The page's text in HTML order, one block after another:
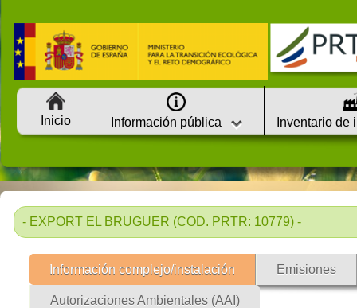
Inicio Información pública Inventario de
- EXPORT EL BRUGUER (COD. PRTR: 10779) -
Información complejo/instalación Emisiones
Autorizaciones Ambientales (AAI)